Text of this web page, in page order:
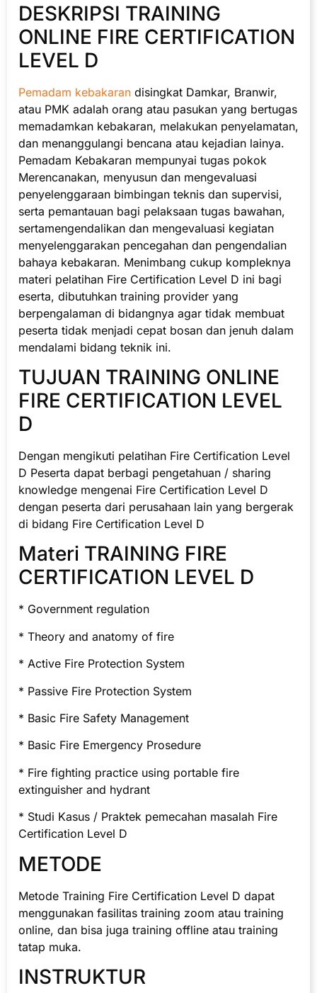
DESKRIPSI TRAINING
ONLINE FIRE CERTIFICATION
LEVEL D
Pemadam kebakaran disingkat Damkar, Branwir,
atau PMK adalah orang atau pasukan yang bertugas
memadamkan kebakaran, melakukan penyelamatan,
dan menanggulangi bencana atau kejadian lainya.
Pemadam Kebakaran mempunyai tugas pokok
Merencanakan, menyusun dan mengevaluasi
penyelenggaraan bimbingan teknis dan supervisi,
serta pemantauan bagi pelaksaan tugas bawahan,
sertamengendalikan dan mengevaluasi kegiatan
menyelenggarakan pencegahan dan pengendalian
bahaya kebakaran. Menimbang cukup kompleknya
materi pelatihan Fire Certification Level D ini bagi
eserta, dibutuhkan training provider yang
berpengalaman di bidangnya agar tidak membuat
peserta tidak menjadi cepat bosan dan jenuh dalam
mendalami bidang teknik ini.
TUJUAN TRAINING ONLINE
FIRE CERTIFICATION LEVEL
D
Dengan mengikuti pelatihan Fire Certification Level
D Peserta dapat berbagi pengetahuan / sharing
knowledge mengenai Fire Certification Level D
dengan peserta dari perusahaan lain yang bergerak
di bidang Fire Certification Level D
Materi TRAINING FIRE
CERTIFICATION LEVEL D
* Government regulation
* Theory and anatomy of fire
* Active Fire Protection System
* Passive Fire Protection System
* Basic Fire Safety Management
* Basic Fire Emergency Prosedure
* Fire fighting practice using portable fire
extinguisher and hydrant
* Studi Kasus / Praktek pemecahan masalah Fire
Certification Level D
METODE
Metode Training Fire Certification Level D dapat
menggunakan fasilitas training zoom atau training
online, dan bisa juga training offline atau training
tatap muka.
INSTRUKTUR